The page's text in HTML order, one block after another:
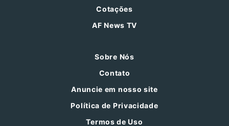
Cotações
AF News TV
Sobre Nós
Contato
Anuncie em nosso site
Política de Privacidade
Termos de Uso